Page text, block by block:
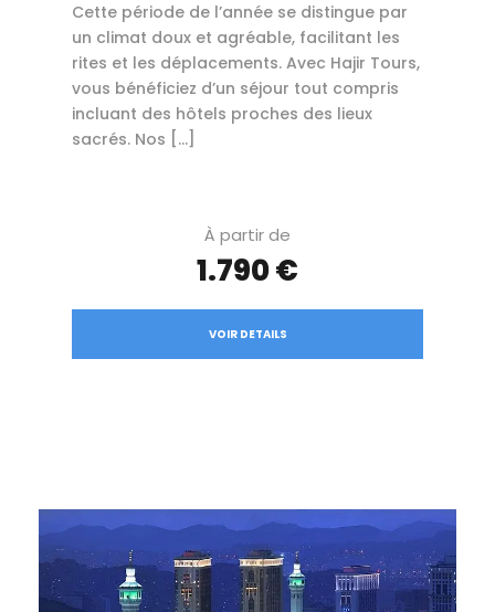
Cette période de l’année se distingue par
un climat doux et agréable, facilitant les
rites et les déplacements. Avec Hajir Tours,
vous bénéficiez d’un séjour tout compris
incluant des hôtels proches des lieux
sacrés. Nos […]
À partir de
1.790 €
VOIR DETAILS